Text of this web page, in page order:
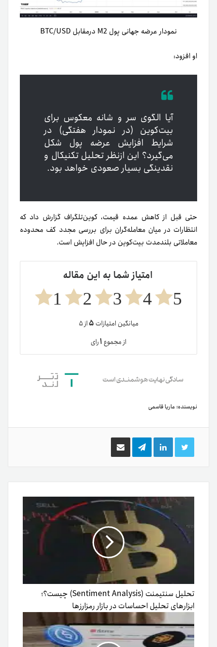
نمودار عرضه جهانی پول M2 درمقابل BTC/USD
او افزود:
آیا الگوی سر و شانه معکوس برای
بیت‌کوین (در نمودار هفتگی) در
شرایط افزایش عرضه پول شکل
می‌گیرد؟ این از‌نظر تحلیل تکنیکال و
نقدینگی بسیار صعودی خواهد بود.
حتی قبل از کاهش عمده قیمت، کوین‌تلگراف گزارش داد که
انتظارات در میان معامله‌گران برای بررسی مجدد کف محدوده
معاملاتی بلندمدت بیت‌کوین در حال افزایش است.
امتیاز شما به این مقاله
5
4
3
2
1
میانگین امتیازات ۵از ۵
از مجموع۱رای
نویسنده: ماریا قاسمی
توییتر لینکدینتلگرام اشتراک
گذاری
ایمیل
تحلیل سنتیمنت (Sentiment Analysis) چیست؟؛
ابزارهای تحلیل احساسات در بازار رمزارزها